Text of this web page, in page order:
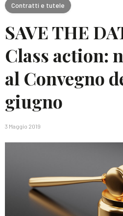
Contratti e tutele
SAVE THE
Class action:
al Convegno
giugno
3 Maggio 2019